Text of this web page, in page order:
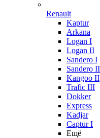
Renault
Kaptur
Arkana
Logan I
Logan II
Sandero I
Sandero II
Kangoo II
Trafic III
Dokker
Express
Kadjar
Captur I
Ещё